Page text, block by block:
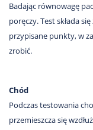
Badając równowagę
poręczy. Test składa
przypisane punkty, w
zrobić.
Chód
Podczas testowania
przemieszcza się